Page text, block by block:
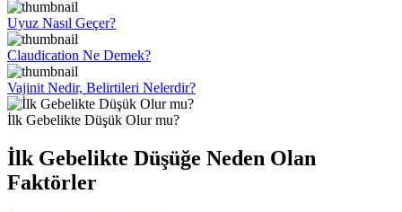
Uyuz Nasıl Geçer?
Claudication Ne Demek?
Vajinit Nedir, Belirtileri Nelerdir?
İlk Gebelikte Düşük Olur mu?
İlk Gebelikte Düşüğe Neden Olan
Faktörler